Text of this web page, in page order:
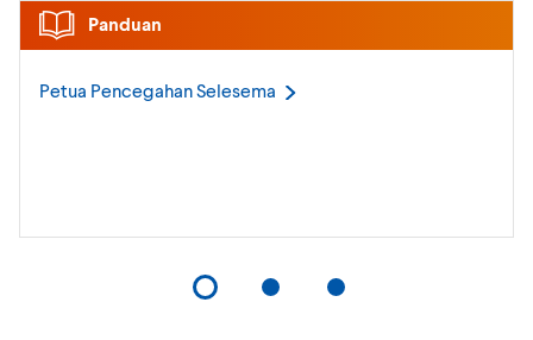
Panduan
Petua PencegahanSelesema